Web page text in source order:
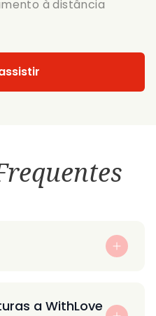
à distância
a WithLove